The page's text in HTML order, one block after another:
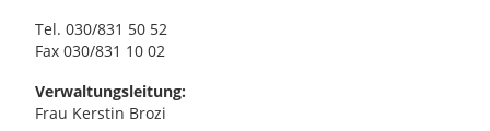
Tel. 030/831 50 52
Fax 030/831 10 02
Verwaltungsleitung:
Frau Kerstin Brozi